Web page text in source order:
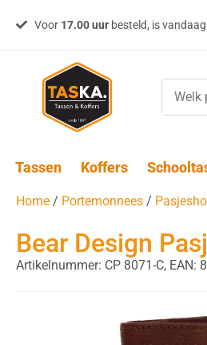
Voor 17.00 uurbesteld, is
Tassen Koffers
Home / Portemonnees /
Bear Design
Artikelnummer: CP 8071-C, EAN: